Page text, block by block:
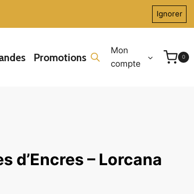
Ignorer
Promotions
Mon
compte
0
d’Encres – Lorcana